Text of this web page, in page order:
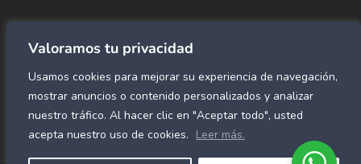
Valoramos tu privacidad
Usamos cookies para mejorar su experiencia de navegación,
mostrar anuncios o contenido personalizados y analizar
nuestro tráfico. Al hacer clic en "Aceptar todo", usted
acepta nuestro uso de cookies. Leer más.
Revestimientos para pared
Paneles decorativos para pared
Mármol Flex
Caucho para gimnasio